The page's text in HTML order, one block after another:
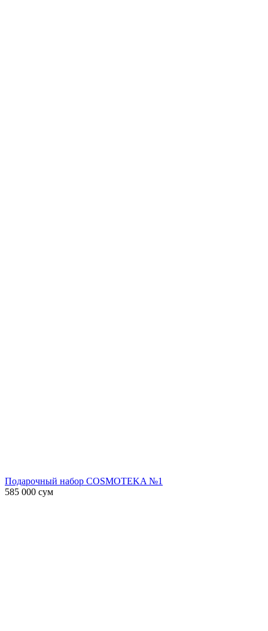
Подарочный набор COSMOTEKA №1
585 000 сум